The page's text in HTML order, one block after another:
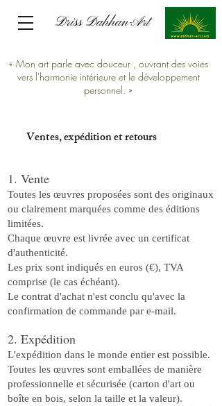
Driss Dahhan-Art
Driss Dahhan-Art
« Mon art parle avec douceur , ouvrant des voies
vers l'harmonie intérieure et le développement
personnel. »
Ventes, expédition et retours
1. Vente
Toutes les œuvres proposées sont des originaux
ou clairement marquées comme des éditions
limitées.
Chaque œuvre est livrée avec un certificat
d'authenticité.
Les prix sont indiqués en euros (€), TVA
comprise (le cas échéant).
Le contrat d'achat n'est conclu qu'avec la
confirmation de commande par e-mail.
2. Expédition
L'expédition dans le monde entier est possible.
Toutes les œuvres sont emballées de manière
professionnelle et sécurisée (carton d'art ou
boîte en bois, selon la taille et la valeur).